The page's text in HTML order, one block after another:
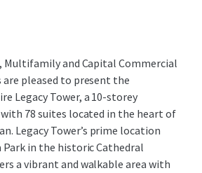
Multifamily and Capital Commercial
are pleased to present the
Legacy Tower, a 10-storey
78 suites located in the heart of
Legacy Tower’s prime location
Park in the historic Cathedral
a vibrant and walkable area with